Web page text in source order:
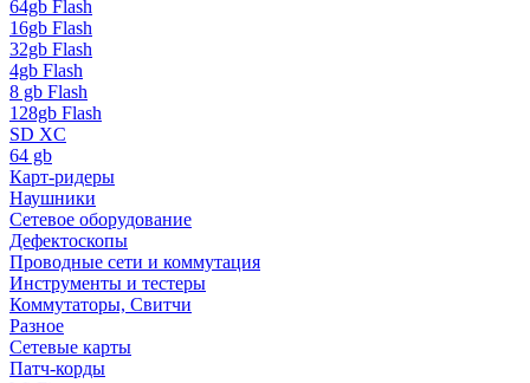
64gb Flash
16gb Flash
32gb Flash
4gb Flash
8 gb Flash
128gb Flash
SD XC
64 gb
Карт-ридеры
Наушники
Сетевое оборудование
Дефектоскопы
Проводные сети и коммутация
Инструменты и тестеры
Коммутаторы, Свитчи
Разное
Сетевые карты
Патч-корды